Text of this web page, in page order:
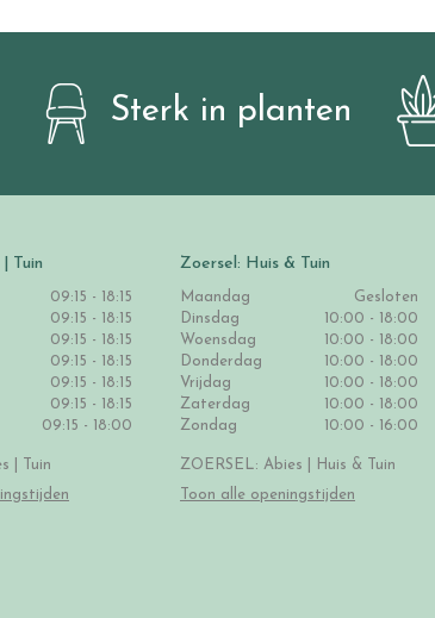
Sterk in planten
Tuin
09:15 - 18:15
09:15 - 18:15
09:15 - 18:15
09:15 - 18:15
09:15 - 18:15
09:15 - 18:15
09:15 - 18:00
| Tuin
Zoersel: Huis & Tuin
Maandag
Gesloten
Dinsdag
10:00 - 18:00
Woensdag
10:00 - 18:00
Donderdag
10:00 - 18:00
Vrijdag
10:00 - 18:00
Zaterdag
10:00 - 18:00
Zondag
10:00 - 16:00
ZOERSEL: Abies | Huis & Tuin
Toon alle openingstijden